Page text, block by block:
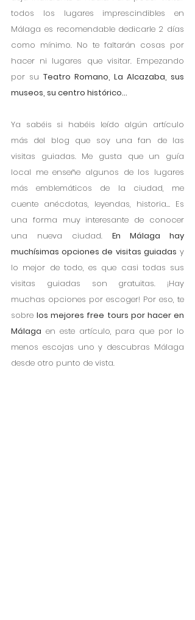
todos los lugares imprescindibles en
Málaga es recomendable dedicarle 2 días
como mínimo. No te faltarán cosas por
hacer ni lugares que visitar. Empezando
por su Teatro Romano, La Alcazaba, sus
museos, su centro histórico…
Ya sabéis si habéis leído algún artículo
más del blog que soy una fan de las
visitas guiadas. Me gusta que un guía
local me enseñe algunos de los lugares
más emblemáticos de la ciudad, me
cuente anécdotas, leyendas, historia… Es
una forma muy interesante de conocer
una nueva ciudad. En Málaga hay
muchísimas opciones de visitas guiadas y
lo mejor de todo, es que casi todas sus
visitas guiadas son gratuitas. ¡Hay
muchas opciones por escoger! Por eso, te
sobre los mejores free tours por hacer en
Málaga en este artículo, para que por lo
menos escojas uno y descubras Málaga
desde otro punto de vista.